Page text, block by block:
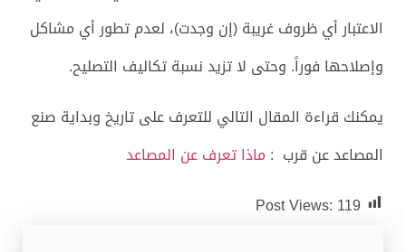
الاعتبار أي ظروف غريبة (إن وجدت)، لعدم تطور أي مشاكل
وإصلاحها فوراً. وحتى لا تزيد نسبة تكاليف التصليح.
يمكنك قراءة المقال التالي للتعرف على تاريخ وبداية صنع
المصاعد عن قرب : ماذا تعرف عن المصاعد
Post Views: 119